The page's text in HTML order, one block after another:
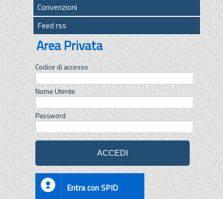
Convenzioni
Feed rss
Area Privata
Codice di accesso
Nome Utente
Password
Entra con SPID